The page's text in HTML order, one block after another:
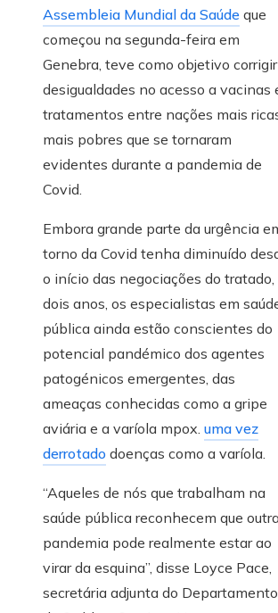
Assembleia Mundial da Saúde que
começou na segunda-feira em
Genebra, teve como objetivo
desigualdades no acesso a vacinas
tratamentos entre nações mais
mais pobres que se tornaram
evidentes durante a pandemia de
Covid.
Embora grande parte da urgência
torno da Covid tenha diminuído
o início das negociações do tratado,
dois anos, os especialistas em
pública ainda estão conscientes do
potencial pandémico dos agentes
patogénicos emergentes, das
ameaças conhecidas como a gripe
aviária e a varíola mpox. uma vez
derrotado doenças como a varíola.
“Aqueles de nós que trabalham na
saúde pública reconhecem que
pandemia pode realmente estar ao
virar da esquina”, disse Loyce Pace,
secretária adjunta do Departamento